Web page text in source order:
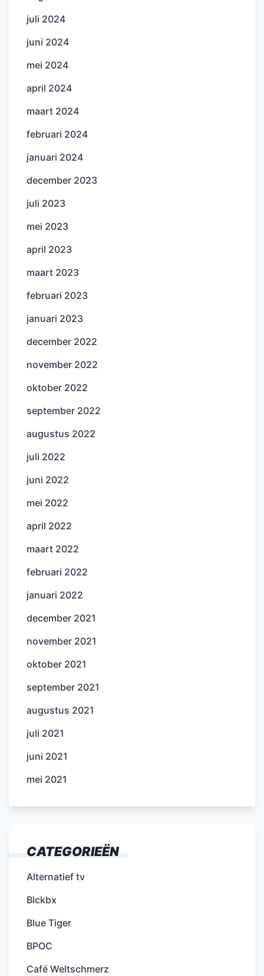
juli 2024
juni 2024
mei 2024
april 2024
maart 2024
februari 2024
januari 2024
december 2023
juli 2023
mei 2023
april 2023
maart 2023
februari 2023
januari 2023
december 2022
november 2022
oktober 2022
september 2022
augustus 2022
juli 2022
juni 2022
mei 2022
april 2022
maart 2022
februari 2022
januari 2022
december 2021
november 2021
oktober 2021
september 2021
augustus 2021
juli 2021
juni 2021
mei 2021
CATEGORIEËN
Alternatief tv
Blckbx
Blue Tiger
BPOC
Café Weltschmerz